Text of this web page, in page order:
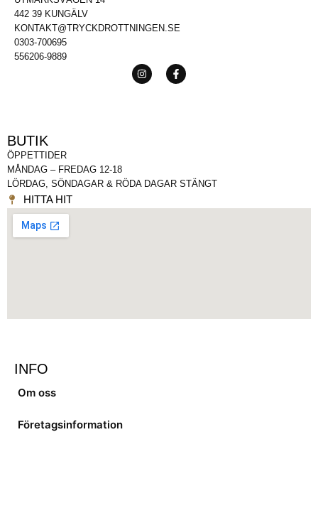
442 39 KUNGÄLV
KONTAKT@TRYCKDROTTNINGEN.SE
0303-700695
556206-9889
BUTIK
ÖPPETTIDER
MÅNDAG – FREDAG 12-18
LÖRDAG, SÖNDAGAR & RÖDA DAGAR STÄNGT
HITTA HIT
INFO
Om oss
Företagsinformation